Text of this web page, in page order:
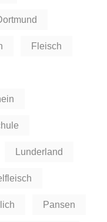
Fleisch
Lunderland
Pansen